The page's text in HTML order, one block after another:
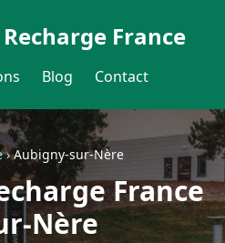
France
Blog Contact
›Aubigny-sur-Nère
France
Nère